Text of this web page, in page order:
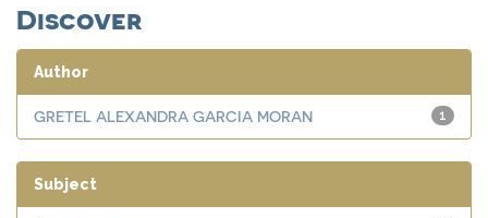
Discover
Author
1
GRETEL ALEXANDRA GARCIA MORAN
Subject